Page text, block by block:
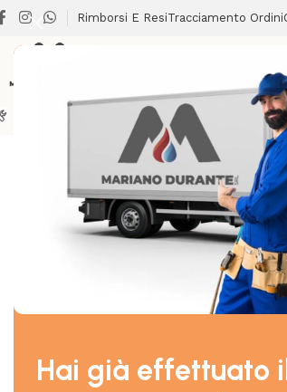
Hai già effettuato
Rimborsi E ResiTracciamento Ordini
CLIMATIZZAZIONE
BRICOLAGE E FAI DA TE